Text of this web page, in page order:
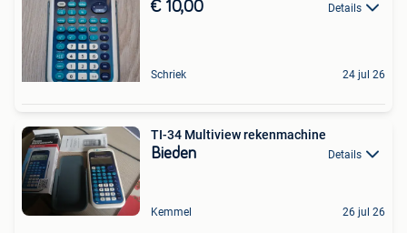
€ 10,00 Details
Schriek 24 jul 26
TI-34 Multiview rekenmachine
Bieden Details
Kemmel 26 jul 26